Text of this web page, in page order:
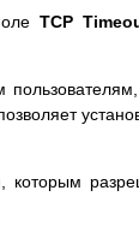
TCP
пользователям,
которым